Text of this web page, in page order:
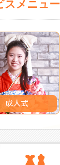
スメニュー